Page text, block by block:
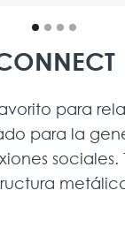
para
para la
sociales.